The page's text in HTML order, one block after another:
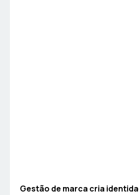
Gestão de marca cria